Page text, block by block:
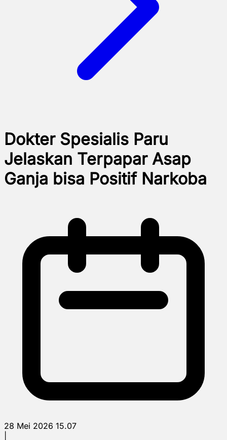
Dokter Spesialis Paru
Jelaskan Terpapar Asap
Ganja bisa Positif Narkoba
28 Mei 2026 15.07